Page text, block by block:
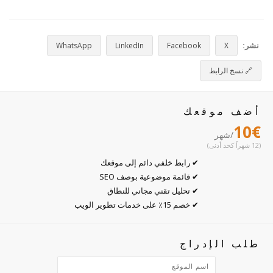
نشر: X
Facebook
LinkedIn
WhatsApp
🔗نسخ الرابط
أضف موقعك
10€/شهر
(12 شهراً كحد أدنى)
✔ رابط خلفي دائم إلى موقعك
✔ قائمة موضوعية بوصف SEO
✔ تحليل تقني مجاني للنطاق
✔ خصم 15٪ على خدمات تطوير الويب
طلب الإدراج